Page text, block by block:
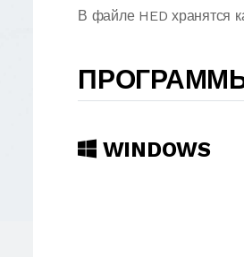
В файле HED хранятся
WINDOWS